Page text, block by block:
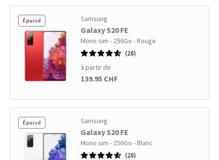
Épuisé Samsung
Galaxy S20 FE
Mono sim - 256Go - Rouge
28
à partir de
139.95 CHF
Épuisé Samsung
Galaxy S20 FE
Mono sim - 256Go - Blanc
28